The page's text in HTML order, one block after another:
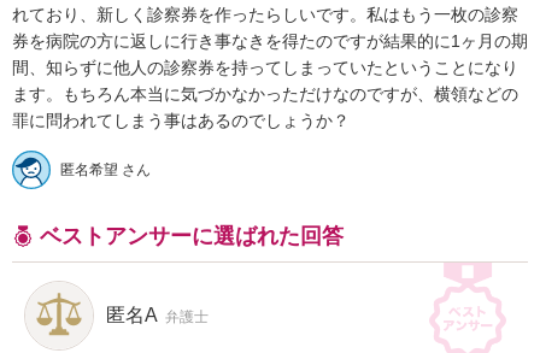
れており、新しく診察券を作ったらしいです。私はもう一枚の診察
券を病院の方に返しに行き事なきを得たのですが結果的に1ヶ月の期
間、知らずに他人の診察券を持ってしまっていたということになり
ます。もちろん本当に気づかなかっただけなのですが、横領などの
罪に問われてしまう事はあるのでしょうか？
匿名希望 さん
ベストアンサーに選ばれた回答
匿名A 弁護士